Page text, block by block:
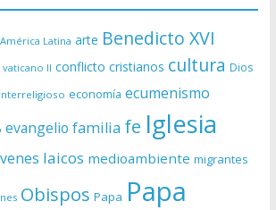
América Latina arte Benedicto XVI
II conflicto cristianos cultura Dios
economía ecumenismo
evangelio familia fe Iglesia
laicos medioambiente migrantes
Obispos Papa Papa